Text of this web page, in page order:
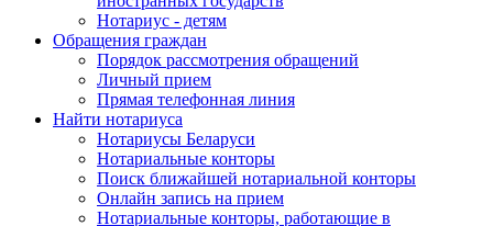
Нотариус - детям
Обращения граждан
Порядок рассмотрения обращений
Личный прием
Прямая телефонная линия
Найти нотариуса
Нотариусы Беларуси
Нотариальные конторы
Поиск ближайшей нотариальной конторы
Онлайн запись на прием
Нотариальные конторы, работающие в